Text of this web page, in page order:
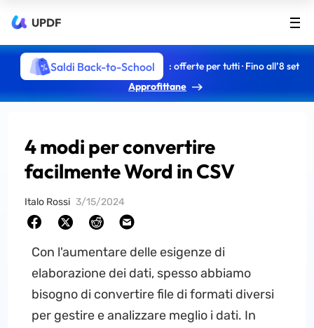
UPDF
Saldi Back-to-School
: offerte per tutti · Fino all’8 set
Approfittane
4 modi per convertire
facilmente Word in CSV
Italo Rossi 3/15/2024
Con l'aumentare delle esigenze di
elaborazione dei dati, spesso abbiamo
bisogno di convertire file di formati diversi
per gestire e analizzare meglio i dati. In